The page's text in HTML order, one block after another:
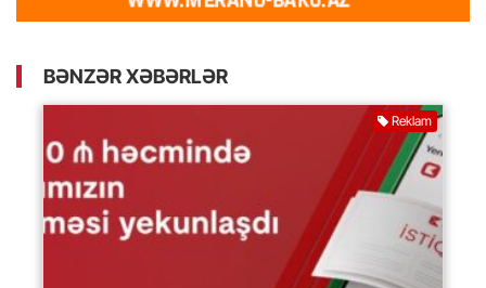
BƏNZƏR XƏBƏRLƏR
Reklam